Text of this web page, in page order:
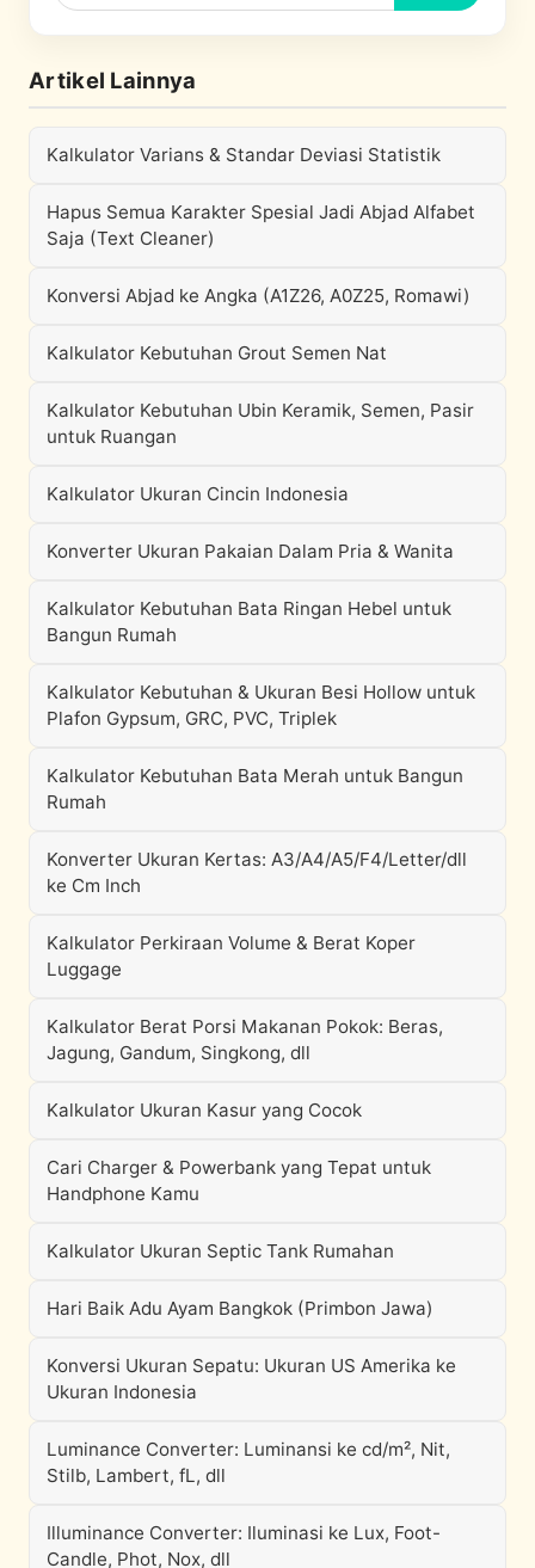
Artikel Lainnya
Kalkulator Varians & Standar Deviasi Statistik
Hapus Semua Karakter Spesial Jadi Abjad Alfabet
Saja (Text Cleaner)
Konversi Abjad ke Angka (A1Z26, A0Z25, Romawi)
Kalkulator Kebutuhan Grout Semen Nat
Kalkulator Kebutuhan Ubin Keramik, Semen, Pasir
untuk Ruangan
Kalkulator Ukuran Cincin Indonesia
Konverter Ukuran Pakaian Dalam Pria & Wanita
Kalkulator Kebutuhan Bata Ringan Hebel untuk
Bangun Rumah
Kalkulator Kebutuhan & Ukuran Besi Hollow untuk
Plafon Gypsum, GRC, PVC, Triplek
Kalkulator Kebutuhan Bata Merah untuk Bangun
Rumah
Konverter Ukuran Kertas: A3/A4/A5/F4/Letter/dll
ke Cm Inch
Kalkulator Perkiraan Volume & Berat Koper
Luggage
Kalkulator Berat Porsi Makanan Pokok: Beras,
Jagung, Gandum, Singkong, dll
Kalkulator Ukuran Kasur yang Cocok
Cari Charger & Powerbank yang Tepat untuk
Handphone Kamu
Kalkulator Ukuran Septic Tank Rumahan
Hari Baik Adu Ayam Bangkok (Primbon Jawa)
Konversi Ukuran Sepatu: Ukuran US Amerika ke
Ukuran Indonesia
Luminance Converter: Luminansi ke cd/m², Nit,
Stilb, Lambert, fL, dll
Illuminance Converter: Iluminasi ke Lux, Foot-
Candle, Phot, Nox, dll